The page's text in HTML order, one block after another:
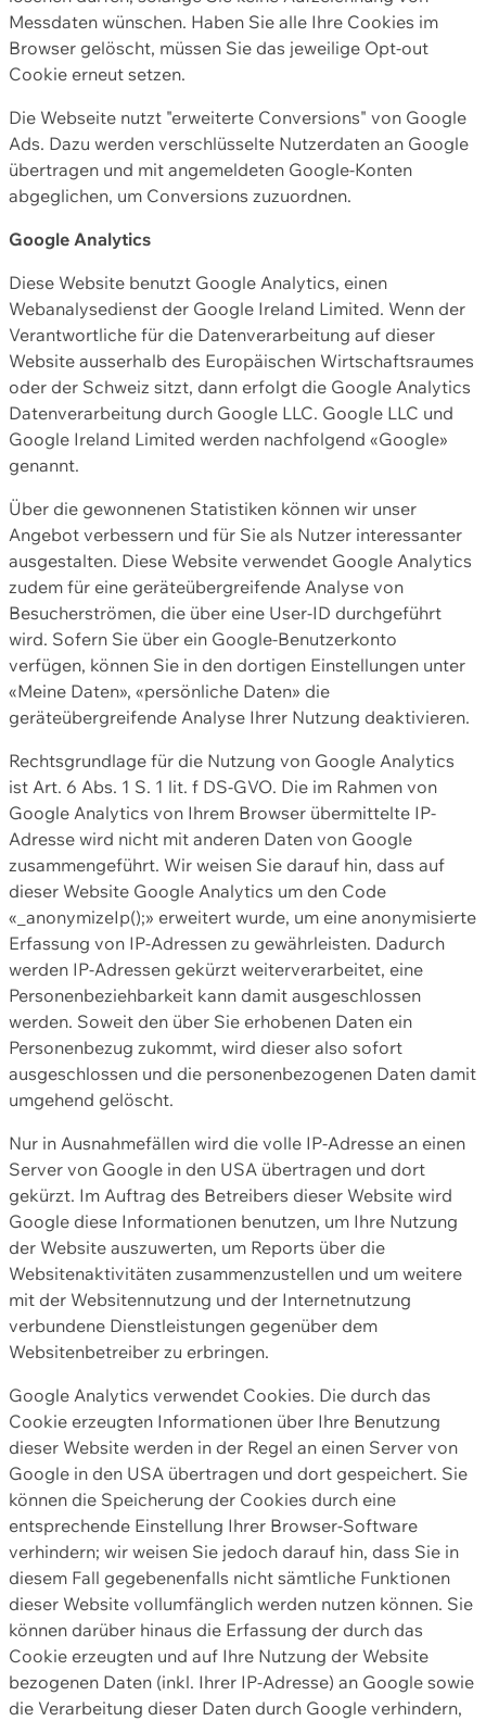
Messdaten wünschen. Haben Sie alle Ihre Cookies im
Browser gelöscht, müssen Sie das jeweilige Opt-out
Cookie erneut setzen.
Die Webseite nutzt "erweiterte Conversions" von Google
Ads. Dazu werden verschlüsselte Nutzerdaten an Google
übertragen und mit angemeldeten Google-Konten
abgeglichen, um Conversions zuzuordnen.
Google Analytics
Diese Website benutzt Google Analytics, einen
Webanalysedienst der Google Ireland Limited. Wenn der
Verantwortliche für die Datenverarbeitung auf dieser
Website ausserhalb des Europäischen Wirtschaftsraumes
oder der Schweiz sitzt, dann erfolgt die Google Analytics
Datenverarbeitung durch Google LLC. Google LLC und
Google Ireland Limited werden nachfolgend «Google»
genannt.
Über die gewonnenen Statistiken können wir unser
Angebot verbessern und für Sie als Nutzer interessanter
ausgestalten. Diese Website verwendet Google Analytics
zudem für eine geräteübergreifende Analyse von
Besucherströmen, die über eine User-ID durchgeführt
wird. Sofern Sie über ein Google-Benutzerkonto
verfügen, können Sie in den dortigen Einstellungen unter
«Meine Daten», «persönliche Daten» die
geräteübergreifende Analyse Ihrer Nutzung deaktivieren.
Rechtsgrundlage für die Nutzung von Google Analytics
ist Art. 6 Abs. 1 S. 1 lit. f DS-GVO. Die im Rahmen von
Google Analytics von Ihrem Browser übermittelte IP-
Adresse wird nicht mit anderen Daten von Google
zusammengeführt. Wir weisen Sie darauf hin, dass auf
dieser Website Google Analytics um den Code
«_anonymizeIp();» erweitert wurde, um eine anonymisierte
Erfassung von IP-Adressen zu gewährleisten. Dadurch
werden IP-Adressen gekürzt weiterverarbeitet, eine
Personenbeziehbarkeit kann damit ausgeschlossen
werden. Soweit den über Sie erhobenen Daten ein
Personenbezug zukommt, wird dieser also sofort
ausgeschlossen und die personenbezogenen Daten damit
umgehend gelöscht.
Nur in Ausnahmefällen wird die volle IP-Adresse an einen
Server von Google in den USA übertragen und dort
gekürzt. Im Auftrag des Betreibers dieser Website wird
Google diese Informationen benutzen, um Ihre Nutzung
der Website auszuwerten, um Reports über die
Websitenaktivitäten zusammenzustellen und um weitere
mit der Websitennutzung und der Internetnutzung
verbundene Dienstleistungen gegenüber dem
Websitenbetreiber zu erbringen.
Google Analytics verwendet Cookies. Die durch das
Cookie erzeugten Informationen über Ihre Benutzung
dieser Website werden in der Regel an einen Server von
Google in den USA übertragen und dort gespeichert. Sie
können die Speicherung der Cookies durch eine
entsprechende Einstellung Ihrer Browser-Software
verhindern; wir weisen Sie jedoch darauf hin, dass Sie in
diesem Fall gegebenenfalls nicht sämtliche Funktionen
dieser Website vollumfänglich werden nutzen können. Sie
können darüber hinaus die Erfassung der durch das
Cookie erzeugten und auf Ihre Nutzung der Website
bezogenen Daten (inkl. Ihrer IP-Adresse) an Google sowie
die Verarbeitung dieser Daten durch Google verhindern,